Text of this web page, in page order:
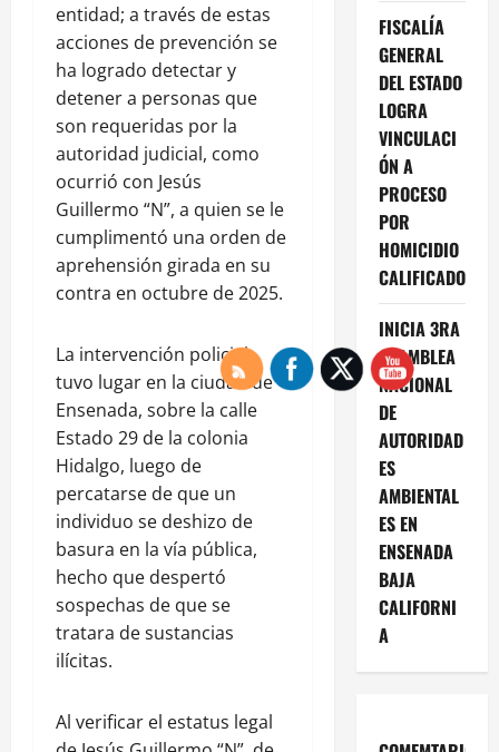
entidad; a través de estas
acciones de prevención se
ha logrado detectar y
detener a personas que
son requeridas por la
autoridad judicial, como
ocurrió con Jesús
Guillermo “N”, a quien se le
cumplimentó una orden de
aprehensión girada en su
contra en octubre de 2025.
La intervención policial
tuvo lugar en la ciudad de
Ensenada, sobre la calle
Estado 29 de la colonia
Hidalgo, luego de
percatarse de que un
individuo se deshizo de
basura en la vía pública,
hecho que despertó
sospechas de que se
tratara de sustancias
ilícitas.
Al verificar el estatus legal
FISCALÍA
GENERAL
DEL ESTADO
LOGRA
VINCULACI
ÓN A
PROCESO
POR
HOMICIDIO
CALIFICADO
INICIA 3RA
ASAMBLEA
NACIONAL
DE
AUTORIDAD
ES
AMBIENTAL
ES EN
ENSENADA
BAJA
CALIFORNI
A